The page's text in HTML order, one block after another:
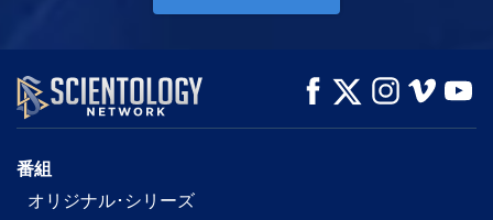
番組
オリジナル･シリーズ